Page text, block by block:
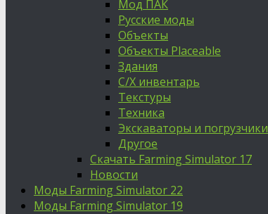
Мод ПАК
Русские моды
Объекты
Объекты Placeable
Здания
С/Х инвентарь
Текстуры
Техника
Экскаваторы и погрузчики
Другое
Скачать Farming Simulator 17
Новости
Моды Farming Simulator 22
Моды Farming Simulator 19